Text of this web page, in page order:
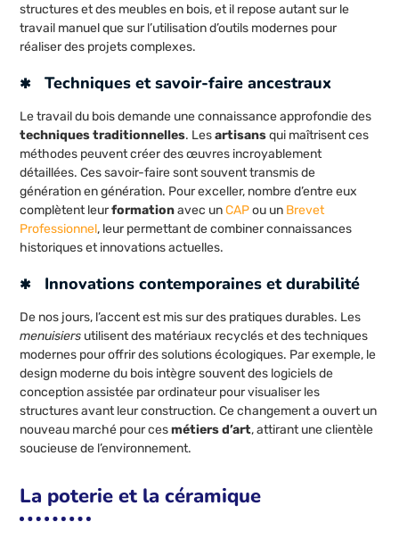
structures et des meubles en bois, et il repose autant sur le
travail manuel que sur l’utilisation d’outils modernes pour
réaliser des projets complexes.
Techniques et savoir-faire ancestraux
Le travail du bois demande une connaissance approfondie des
techniques traditionnelles. Lesartisansqui maîtrisent ces
méthodes peuvent créer des œuvres incroyablement
détaillées. Ces savoir-faire sont souvent transmis de
génération en génération. Pour exceller, nombre d’entre eux
complètent leurformationavec unCAPou un Brevet
Professionnel, leur permettant de combiner connaissances
historiques et innovations actuelles.
Innovations contemporaines et durabilité
De nos jours, l’accent est mis sur des pratiques durables. Les
menuisiers utilisent des matériaux recyclés et des techniques
modernes pour offrir des solutions écologiques. Par exemple, le
design moderne du bois intègre souvent des logiciels de
conception assistée par ordinateur pour visualiser les
structures avant leur construction. Ce changement a ouvert un
nouveau marché pour cesmétiers d’art, attirant une clientèle
soucieuse de l’environnement.
La poterie et la céramique